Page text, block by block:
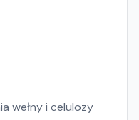
wełny i celulozy